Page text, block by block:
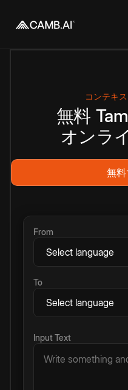
コンテキ
無料
オンラ
無
From
To
Input Text